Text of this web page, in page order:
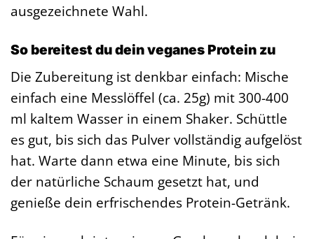
ausgezeichnete Wahl.
So bereitest du dein veganes Protein zu
Die Zubereitung ist denkbar einfach: Mische
einfach eine Messlöffel (ca. 25g) mit 300-400
ml kaltem Wasser in einem Shaker. Schüttle
es gut, bis sich das Pulver vollständig aufgelöst
hat. Warte dann etwa eine Minute, bis sich
der natürliche Schaum gesetzt hat, und
genieße dein erfrischendes Protein-Getränk.